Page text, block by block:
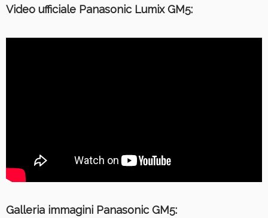
Video ufficiale Panasonic Lumix GM5:
Galleria immagini Panasonic GM5: